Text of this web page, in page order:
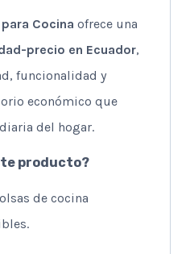
Cocina ofrece una
precio en Ecuador,
funcionalidad y
económico que
del hogar.
producto?
de cocina